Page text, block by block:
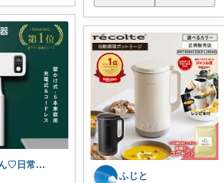
きらりん♡日常に馴染むものを集めて😊
ふじと